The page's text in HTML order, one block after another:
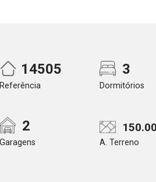
14505
Referência
3
Dormitórios
2
Garagens A. Terreno